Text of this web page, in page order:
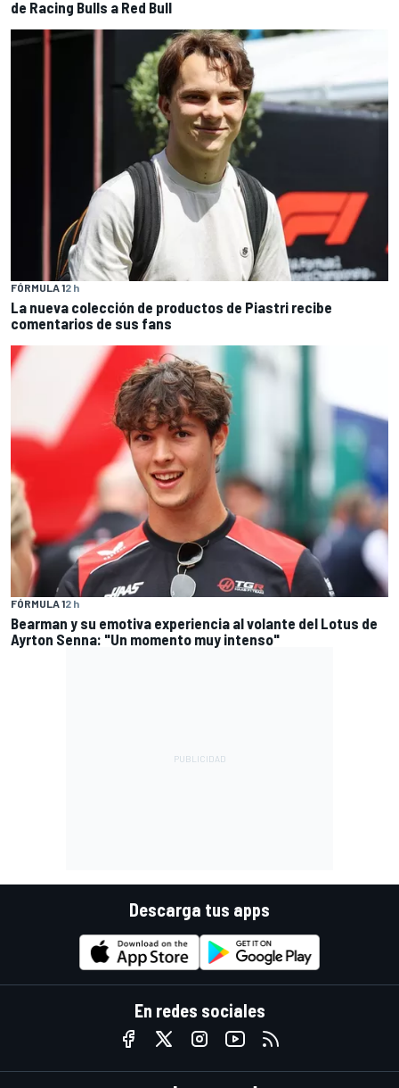
de Racing Bulls a Red Bull
FÓRMULA 12 h
La nueva colección de productos de Piastri recibe
comentarios de sus fans
FÓRMULA 12 h
Bearman y su emotiva experiencia al volante del Lotus de
Ayrton Senna: "Un momento muy intenso"
Descarga tus apps
En redes sociales